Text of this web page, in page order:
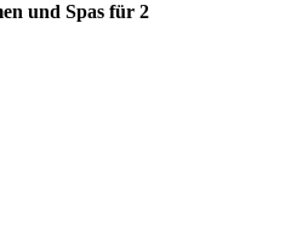
und Spas für 2